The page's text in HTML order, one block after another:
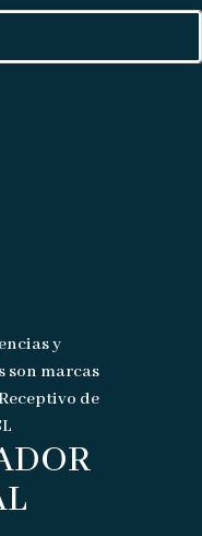
y
son marcas
de